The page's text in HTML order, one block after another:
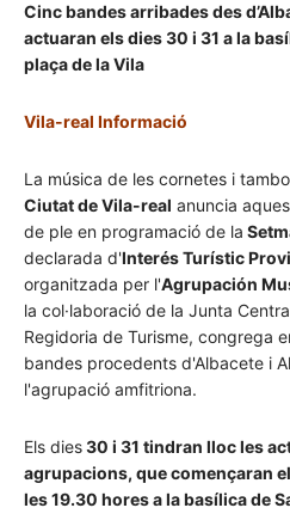
Cinc bandes arribades des
actuaran els dies 30 i 31 a la
plaça de la Vila
Vila-real Informació
La música de les cornetes i
Ciutat de Vila-real anuncia
de ple en programació de la
declarada d'Interés Turístic
organitzada per l'Agrupación
la col·laboració de la Junta
Regidoria de Turisme, congrega
bandes procedents d'Albacete i
l'agrupació amfitriona.
Els dies30 i 31 tindran lloc les
agrupacions, que començaran
les 19.30 hores a la basílica de